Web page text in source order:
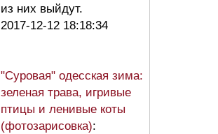
из них выйдут.
2017-12-12 18:18:34
"Суровая" одесская зима:
зеленая трава, игривые
птицы и ленивые коты
(фотозарисовка):